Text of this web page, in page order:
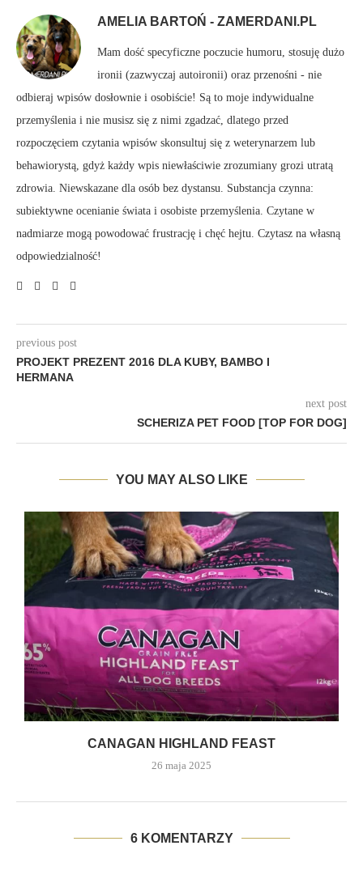
AMELIA BARTOŃ - ZAMERDANI.PL
Mam dość specyficzne poczucie humoru, stosuję dużo
ironii (zazwyczaj autoironii) oraz przenośni - nie
odbieraj wpisów dosłownie i osobiście! Są to moje indywidualne
przemyślenia i nie musisz się z nimi zgadzać, dlatego przed
rozpoczęciem czytania wpisów skonsultuj się z weterynarzem lub
behawiorystą, gdyż każdy wpis niewłaściwie zrozumiany grozi utratą
zdrowia. Niewskazane dla osób bez dystansu. Substancja czynna:
subiektywne ocenianie świata i osobiste przemyślenia. Czytane w
nadmiarze mogą powodować frustrację i chęć hejtu. Czytasz na własną
odpowiedzialność!
previous post
PROJEKT PREZENT 2016 DLA KUBY, BAMBO I
HERMANA
next post
SCHERIZA PET FOOD [TOP FOR DOG]
YOU MAY ALSO LIKE
CANAGAN HIGHLAND FEAST
26 maja 2025
6 KOMENTARZY